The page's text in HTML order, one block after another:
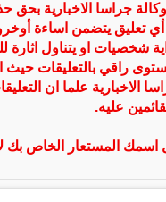
جراسا الاخبارية
تعليق يتضمن اساءة
شخصيات او يتناول اثارة
راقي بالتعليقات حيث
الاخبارية علما ان
عليه.
المستعار الخاص بك